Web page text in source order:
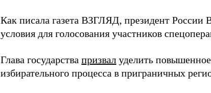
Как писала газета ВЗГЛЯД, президент России
условия для голосования участников
Глава государства призвал уделить
избирательного процесса в приграничных